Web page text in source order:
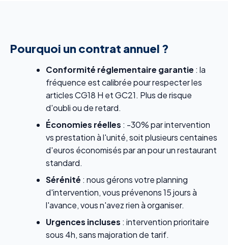
Pourquoi un contrat annuel ?
Conformité réglementaire garantie : la
fréquence est calibrée pour respecter les
articles CG18 H et GC21. Plus de risque
d'oubli ou de retard.
Économies réelles : -30% par intervention
vs prestation à l'unité, soit plusieurs centaines
d'euros économisés par an pour un restaurant
standard.
Sérénité : nous gérons votre planning
d'intervention, vous prévenons 15 jours à
l'avance, vous n'avez rien à organiser.
Urgences incluses : intervention prioritaire
sous 4h, sans majoration de tarif.